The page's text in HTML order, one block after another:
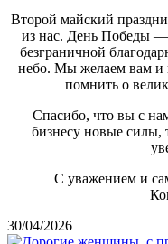
Второй майский
из нас. День Победы —
безграничной
небо. Мы желаем вам и
помнить о
Спасибо, что вы с
бизнесу новые силы,
С уважением и
30/04/2026